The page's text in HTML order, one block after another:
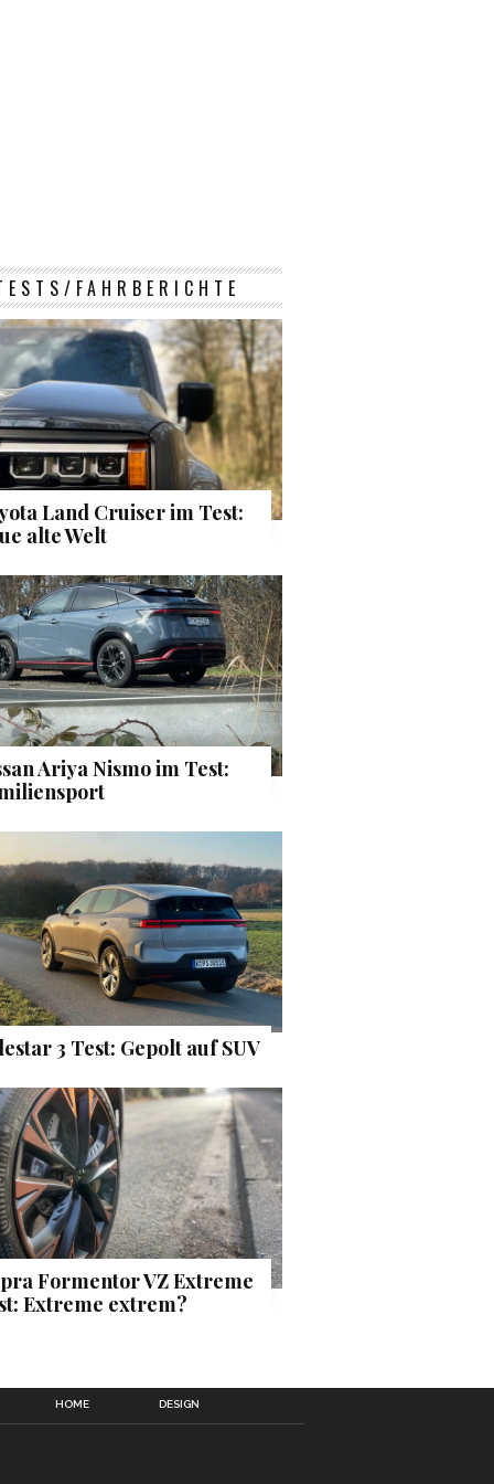
FAHRBERICHTE
Land Cruiser im Test:
alte Welt
Ariya Nismo im Test:
3 Test: Gepolt auf SUV
Formentor VZ Extreme
Extreme extrem?
HOME DESIGN